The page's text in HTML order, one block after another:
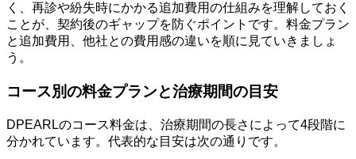
く、再診や紛失時にかかる追加費用の仕組みを理解しておく
ことが、契約後のギャップを防ぐポイントです。料金プラン
と追加費用、他社との費用感の違いを順に見ていきましょ
う。
コース別の料金プランと治療期間の目安
DPEARLのコース料金は、治療期間の長さによって4段階に
分かれています。代表的な目安は次の通りです。